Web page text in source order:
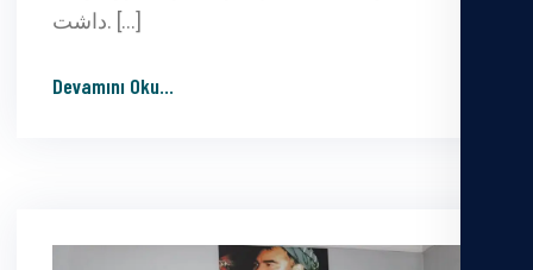
داشت. […]
Devamını Oku...